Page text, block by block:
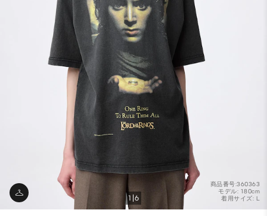
商品番号:360363
モデル: 180cm
着用サイズ: L
1 6